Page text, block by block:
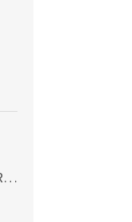
INTEX Krycí bazénová plachta Round 305cm 28030